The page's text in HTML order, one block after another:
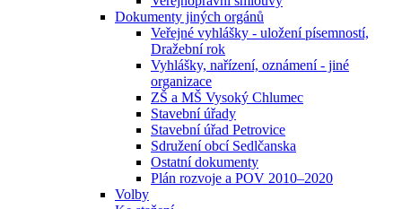
Dokumenty jiných orgánů
Veřejné vyhlášky - uložení písemností,
Dražební rok
Vyhlášky, nařízení, oznámení - jiné
organizace
ZŠ a MŠ Vysoký Chlumec
Stavební úřady
Stavební úřad Petrovice
Sdružení obcí Sedlčanska
Ostatní dokumenty
Plán rozvoje a POV 2010–2020
Volby